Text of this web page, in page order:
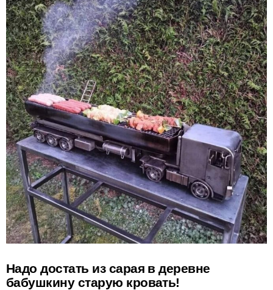
Надо достать из сарая в деревне
бабушкину старую кровать!